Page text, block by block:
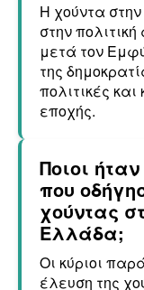
Η χούντα
στην
μετά τον
της
πολιτικές και
εποχής.
Ποιοι
που
χούντας
Ελλάδα;
Οι κύριοι
έλευση της